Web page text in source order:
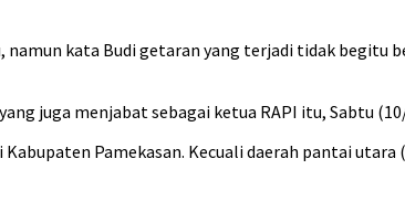
kata Budi getaran yang terjadi tidak begitu
juga menjabat sebagai ketua RAPI itu, Sabtu
Pamekasan. Kecuali daerah pantai utara